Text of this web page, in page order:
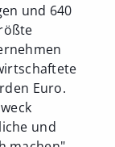
und 640
Euro.
und